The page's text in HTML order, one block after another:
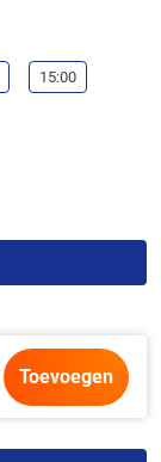
15:00
Toevoegen